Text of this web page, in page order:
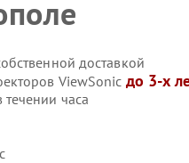
доставкой
ViewSonic до 3-х
часа